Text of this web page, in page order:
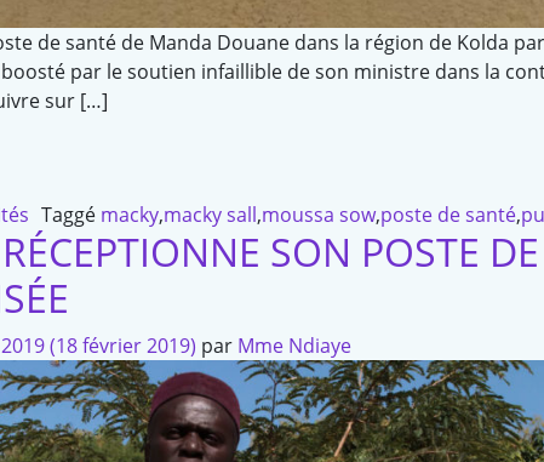
de santé de Manda Douane dans la région de Kolda
par le soutien infaillible de son ministre dans la
sur […]
Taggé macky,macky sall,moussa sow,poste de santé,
SON POSTE
(18 février 2019) par Mme Ndiaye